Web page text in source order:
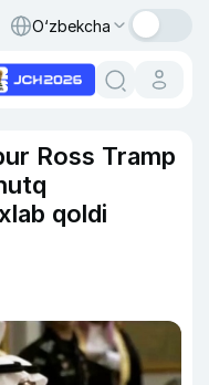
O‘zbekcha
Ross Tramp
qoldi